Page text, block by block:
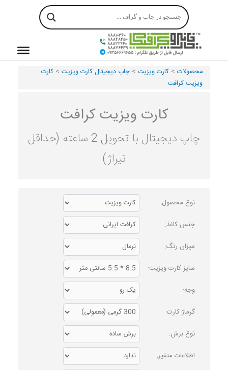
محصولات > کارت ویزیت > چاپ دیجیتال کارت ویزیت > کارت
ویزیت کرافت
کارت ویزیت کرافت
چاپ دیجیتال با تحویل 2 ساعته (حداقل
تیراژ)
نوع محصول:
جنس کاغذ:
میزان رنگ:
سایز کارت ویزیت:
وجه:
گرماژ کارت:
نوع برش:
اطلاعات متغیر: